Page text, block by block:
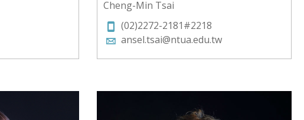
Cheng-Min Tsai
(02)2272-2181#2218
ansel.tsai@ntua.edu.tw